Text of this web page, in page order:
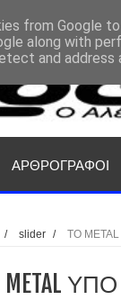
ΑΡΘΡΟΓΡΑΦΟΙ
/ slider / ΤΟ
from Google
along with
and address